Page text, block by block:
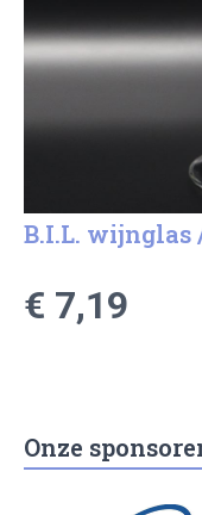
B.I.L. wijnglas
€ 7,19
Onze